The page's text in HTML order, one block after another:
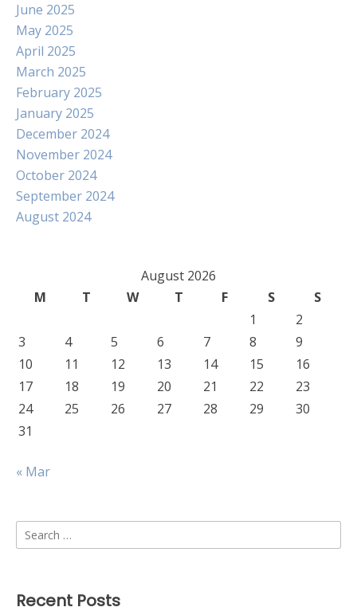
June 2025
May 2025
April 2025
March 2025
February 2025
January 2025
December 2024
November 2024
October 2024
September 2024
August 2024
August 2026
M
T W T F S
S
1
2
3
4 5 6 7 8
9
10
11 12 13 14 15
16
17
18 19 20 21 22
23
24
25 26 27 28 29
30
31
« Mar
Search
for:
Recent Posts